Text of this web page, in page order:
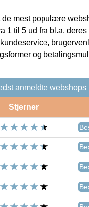
de mest populære
1 til 5 ud fra bl.a. deres
og
anmeldte webshops
Stjerner